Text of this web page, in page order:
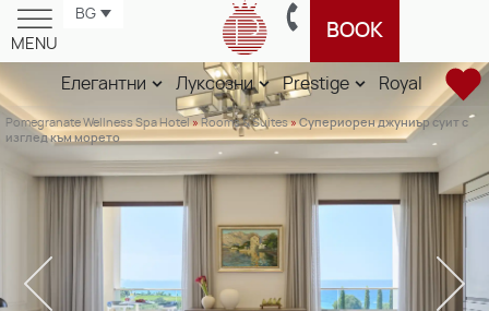
MENU
BG
BOOK
Елегантни Луксозни Prestige Royal
Pomegranate Wellness Spa Hotel»Rooms & Suites»Супериорен джуниър суит с
изглед към морето